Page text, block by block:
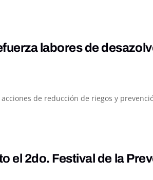
labores de
de reducción de riegos y
el 2do. Festival de la